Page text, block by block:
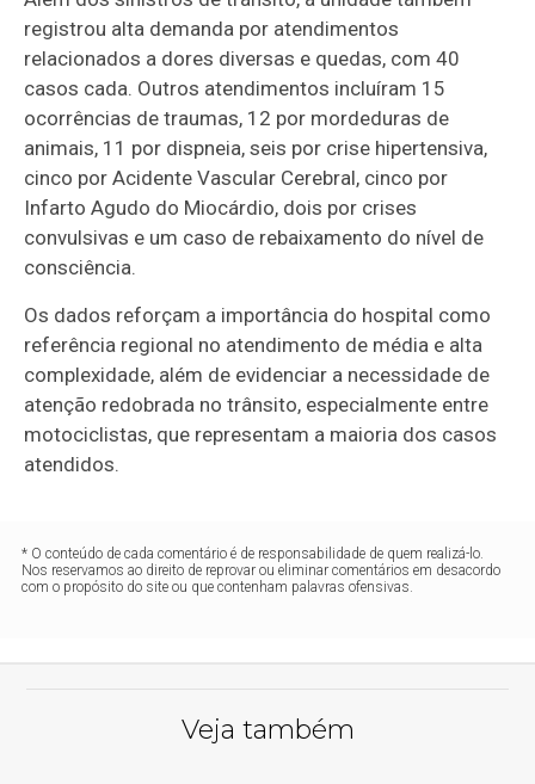
registrou alta demanda por atendimentos
relacionados a dores diversas e quedas, com 40
casos cada. Outros atendimentos incluíram 15
ocorrências de traumas, 12 por mordeduras de
animais, 11 por dispneia, seis por crise hipertensiva,
cinco porAcidente Vascular Cerebral, cinco por
Infarto Agudo do Miocárdio, dois por crises
convulsivas e um caso de rebaixamento do nível de
consciência.
Os dados reforçam a importância do hospital como
referência regional no atendimento de média e alta
complexidade, além de evidenciar a necessidade de
atenção redobrada no trânsito, especialmente entre
motociclistas, que representam a maioria dos casos
atendidos.
* O conteúdo de cada comentário é de responsabilidade de quem realizá-lo.
Nos reservamos ao direito de reprovar ou eliminar comentários em desacordo
com o propósito do site ou que contenham palavras ofensivas.
Veja também